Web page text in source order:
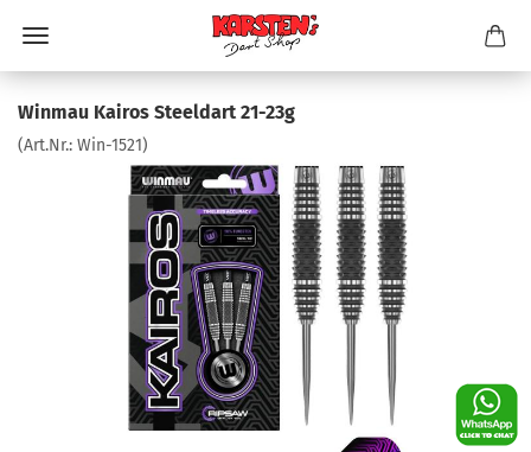
Winmau Kairos Steeldart 21-23g
(Art.Nr.: Win-1521)